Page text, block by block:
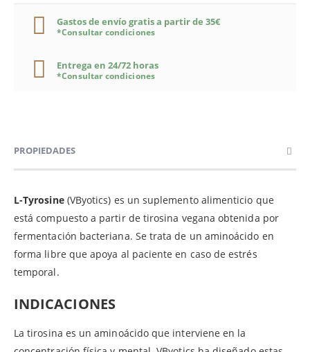
Gastos de envío gratis a partir de 35€
*Consultar condiciones
Entrega en 24/72 horas
*Consultar condiciones
PROPIEDADES
L-Tyrosine(VByotics) es un suplemento alimenticio que
está compuesto a partir de tirosina vegana obtenida por
fermentación bacteriana. Se trata de un aminoácido en
forma libre que apoya al paciente en caso de estrés
temporal.
INDICACIONES
La tirosina es un aminoácido que interviene en la